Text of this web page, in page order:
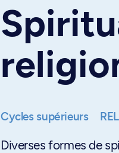
Cycles supérieurs
Diverses formes de